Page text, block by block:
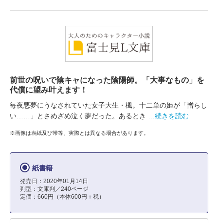
前世の呪いで陰キャになった陰陽師。「大事なもの」を
代償に望み叶えます！
毎夜悪夢にうなされていた女子大生・楓。十二単の姫が「憎らし
い……」とさめざめ泣く夢だった。あるとき
…続きを読む
※画像は表紙及び帯等、実際とは異なる場合があります。
紙書籍
発売日：2020年01月14日
判型：文庫判／240ページ
定価：660円（本体600円＋税）